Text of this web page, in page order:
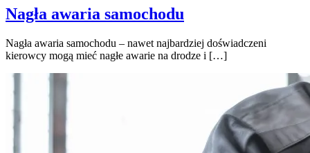
Nagła awaria samochodu
Nagła awaria samochodu – nawet najbardziej doświadczeni
kierowcy mogą mieć nagłe awarie na drodze i […]